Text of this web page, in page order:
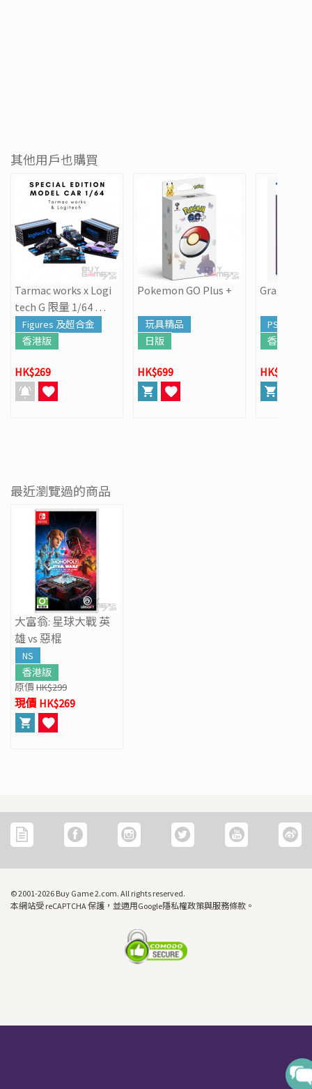
其他用戶也購買
Tarmac works x Logi
tech G 限量 1/64 跑
車模型
Figures 及超合金
香港版
HK$269
Pokemon GO Plus +
玩具精品
日版
HK$699
Grand
PS5
香港版
HK$568
最近瀏覽過的商品
大富翁: 星球大戰 英
雄 vs 惡棍
NS
香港版
原價 HK$299
現價 HK$269
© 2001-2026 Buy Game 2.com. All rights reserved.
本網站受 reCAPTCHA 保護，並適用Google隱私權政策與服務條款。